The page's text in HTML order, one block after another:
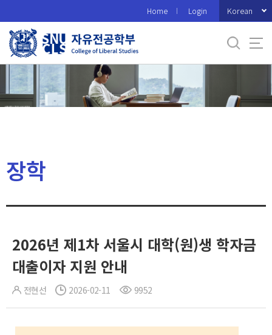
로
메
Home Login Korean
장학
2026년 제1차 서울시 대학(원)생 학자금
대출이자 지원 안내
전현선 2026-02-11 9952